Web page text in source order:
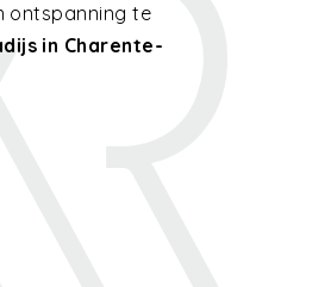
ontspanning te
in Charente-